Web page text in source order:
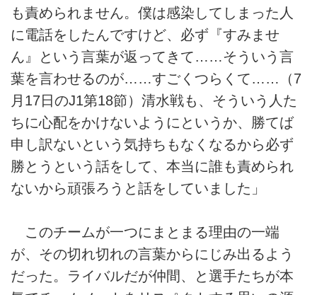
も責められません。僕は感染してしまった人
に電話をしたんですけど、必ず『すみませ
ん』という言葉が返ってきて……そういう言
葉を言わせるのが……すごくつらくて……（7
月17日のJ1第18節）清水戦も、そういう人た
ちに心配をかけないようにというか、勝てば
申し訳ないという気持ちもなくなるから必ず
勝とうという話をして、本当に誰も責められ
ないから頑張ろうと話をしていました」
このチームが一つにまとまる理由の一端
が、その切れ切れの言葉からにじみ出るよう
だった。ライバルだが仲間、と選手たちが本